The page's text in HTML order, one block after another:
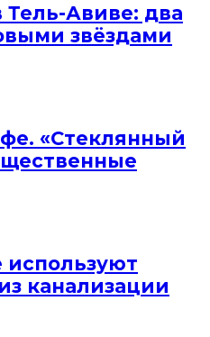
Тель-Авиве: два
звёздами
«Стеклянный
используют
канализации